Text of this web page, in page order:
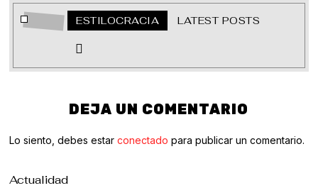
ESTILOCRACIA LATEST POSTS
DEJA UN COMENTARIO
Lo siento, debes estarconectado para publicar un comentario.
Actualidad